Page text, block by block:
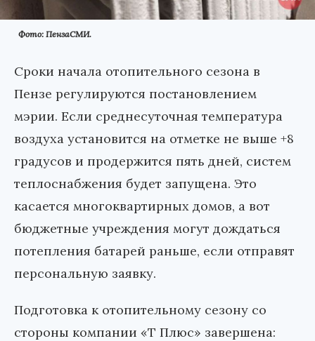
Фото: ПензаСМИ.
Сроки начала отопительного сезона в
Пензе регулируются постановлением
мэрии. Если среднесуточная температура
воздуха установится на отметке не выше +8
градусов и продержится пять дней, систем
теплоснабжения будет запущена. Это
касается многоквартирных домов, а вот
бюджетные учреждения могут дождаться
потепления батарей раньше, если отправят
персональную заявку.
Подготовка к отопительному сезону со
стороны компании «Т Плюс» завершена: